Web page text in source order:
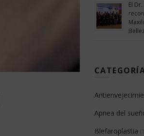
El
Apnea del
Blefaroplastia